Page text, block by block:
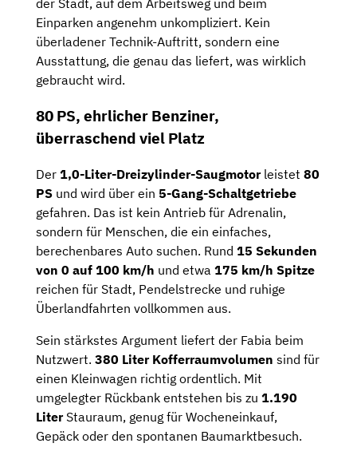
der Stadt, auf dem Arbeitsweg und beim
Einparken angenehm unkompliziert. Kein
überladener Technik-Auftritt, sondern eine
Ausstattung, die genau das liefert, was wirklich
gebraucht wird.
80 PS, ehrlicher Benziner,
überraschend viel Platz
Der 1,0-Liter-Dreizylinder-Saugmotorleistet 80
PS und wird über ein 5-Gang-Schaltgetriebe
gefahren. Das ist kein Antrieb für Adrenalin,
sondern für Menschen, die ein einfaches,
berechenbares Auto suchen. Rund 15 Sekunden
von 0 auf 100 km/h und etwa 175 km/h Spitze
reichen für Stadt, Pendelstrecke und ruhige
Überlandfahrten vollkommen aus.
Sein stärkstes Argument liefert der Fabia beim
Nutzwert. 380 Liter Kofferraumvolumen sind für
einen Kleinwagen richtig ordentlich. Mit
umgelegter Rückbank entstehen bis zu 1.190
LiterStauraum, genug für Wocheneinkauf,
Gepäck oder den spontanen Baumarktbesuch.